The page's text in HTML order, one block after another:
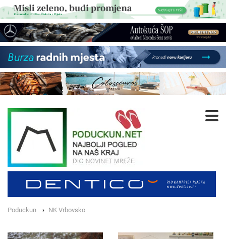
Poduckun NK Vrbovsko